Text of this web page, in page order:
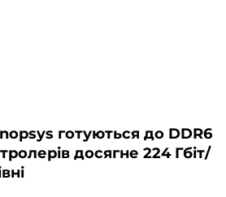
готуються до DDR6
досягне 224 Гбіт/